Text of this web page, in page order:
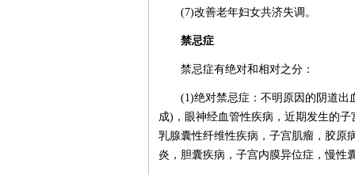
(7)改善老年妇女共济失调。
禁忌症
禁忌症有绝对和相对之分：
(1)绝对禁忌症：不明原因的阴道
成)，眼神经血管性疾病，近期发生的
乳腺囊性纤维性疾病，子宫肌瘤，胶原
炎，胆囊疾病，子宫内膜异位症，慢性